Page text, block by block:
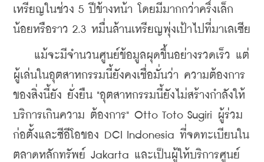
เหรียญในช่วง 5 ปีข้างหน้า โดยมีมากกว่าครึ่งเล็ก
น้อยหรือราว 2.3 หมื่นล้านเหรียญพุ่งเป้าไปที่มาเลเซีย
แม้จะมีจำนวนศูนย์ข้อมูลผุดขึ้นอย่างรวดเร็ว แต่
ผู้เล่นในอุตสาหกรรมนี้ยังคงเชื่อมั่นว่า ความต้องการ
ของสิ่งนี้ยัง ยั่งยืน "อุตสาหกรรมนี้ยังไม่สร้างกำลังให้
บริการเกินความ ต้องการ" Otto Toto Sugiri ผู้ร่วม
ก่อตั้งและซีอีโอของ DCI Indonesia ที่จดทะเบียนใน
ตลาดหลักทรัพย์ Jakarta และเป็นผู้ให้บริการศูนย์